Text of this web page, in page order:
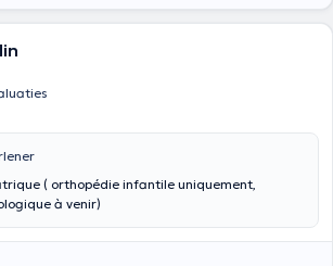
( orthopédie infantile uniquement,
à venir)